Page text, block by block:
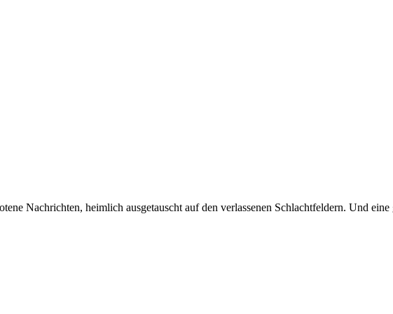
Nachrichten, heimlich ausgetauscht auf den verlassenen Schlachtfeldern. Und